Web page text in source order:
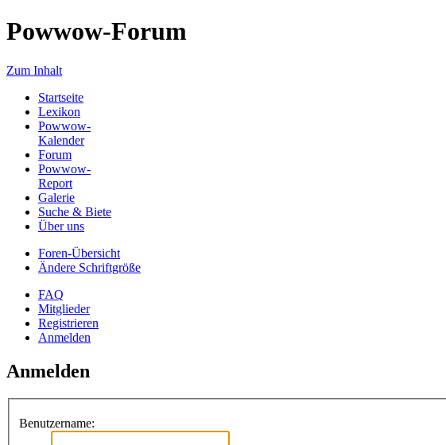
Powwow-Forum
Zum Inhalt
Startseite
Lexikon
Powwow-
Kalender
Forum
Powwow-
Report
Galerie
Suche & Biete
Über uns
Foren-Übersicht
Ändere Schriftgröße
FAQ
Mitglieder
Registrieren
Anmelden
Anmelden
Benutzername: